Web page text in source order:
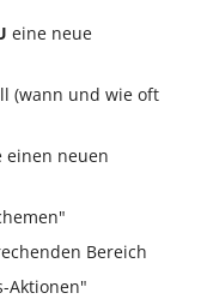
eine neue
(wann und wie oft
einen neuen
Bereich
Aktionen"